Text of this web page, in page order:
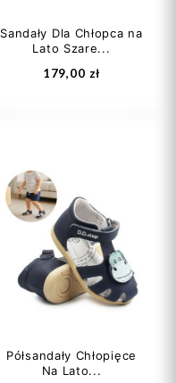
Dodaj do koszyka
Sandały Dla Chłopca na
Lato Szare...
179,00 zł
20 21
22
23
25
Dodaj do koszyka
Półsandały Chłopięce
Na Lato...